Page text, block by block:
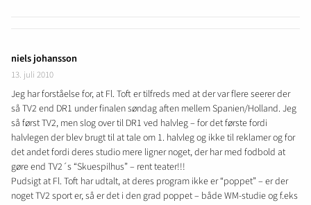
niels johansson
13. juli 2010
Jeg har forståelse for, at Fl. Toft er tilfreds med at der var flere seerer der
så TV2 end DR1 under finalen søndag aften mellem Spanien/Holland. Jeg
så først TV2, men slog over til DR1 ved halvleg – for det første fordi
halvlegen der blev brugt til at tale om 1. halvleg og ikke til reklamer og for
det andet fordi deres studio mere ligner noget, der har med fodbold at
gøre end TV2´s “Skuespilhus” – rent teater!!!
Pudsigt at Fl. Toft har udtalt, at deres program ikke er “poppet” – er der
noget TV2 sport er, så er det i den grad poppet – både WM-studie og f.eks